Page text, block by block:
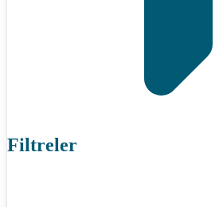
Filtreler